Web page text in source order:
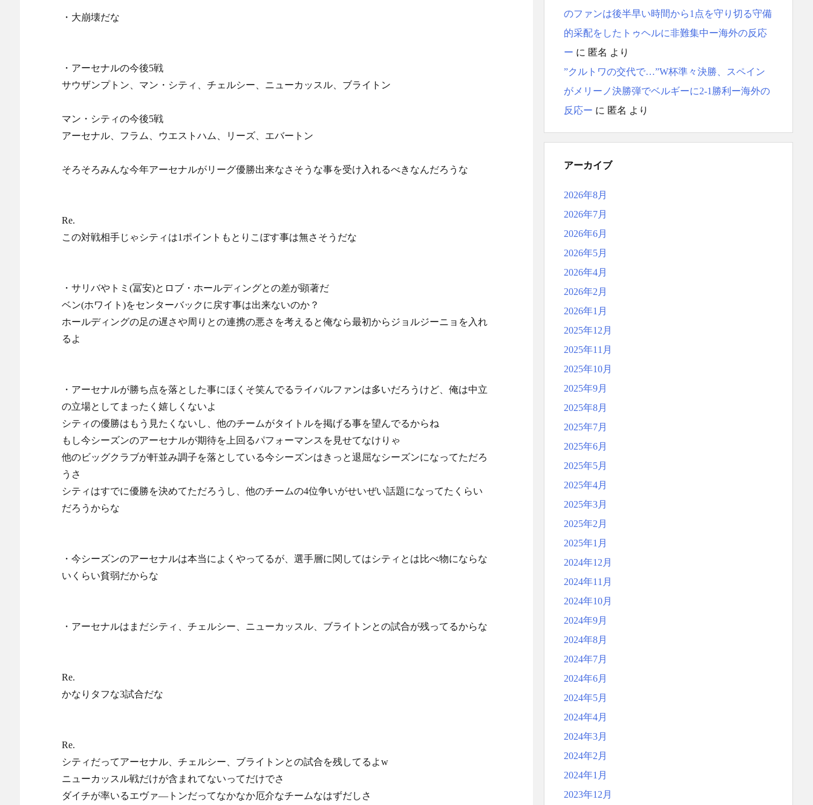
・大崩壊だな
・アーセナルの今後5戦
サウザンプトン、マン・シティ、チェルシー、ニューカッスル、ブライトン
マン・シティの今後5戦
アーセナル、フラム、ウエストハム、リーズ、エバートン
そろそろみんな今年アーセナルがリーグ優勝出来なさそうな事を受け入れるべきなんだろうな
Re.
この対戦相手じゃシティは1ポイントもとりこぼす事は無さそうだな
・サリバやトミ(冨安)とロブ・ホールディングとの差が顕著だ
ベン(ホワイト)をセンターバックに戻す事は出来ないのか？
ホールディングの足の遅さや周りとの連携の悪さを考えると俺なら最初からジョルジーニョを入れ
るよ
・アーセナルが勝ち点を落とした事にほくそ笑んでるライバルファンは多いだろうけど、俺は中立
の立場としてまったく嬉しくないよ
シティの優勝はもう見たくないし、他のチームがタイトルを掲げる事を望んでるからね
もし今シーズンのアーセナルが期待を上回るパフォーマンスを見せてなけりゃ
他のビッグクラブが軒並み調子を落としている今シーズンはきっと退屈なシーズンになってただろ
うさ
シティはすでに優勝を決めてただろうし、他のチームの4位争いがせいぜい話題になってたくらい
だろうからな
・今シーズンのアーセナルは本当によくやってるが、選手層に関してはシティとは比べ物にならな
いくらい貧弱だからな
・アーセナルはまだシティ、チェルシー、ニューカッスル、ブライトンとの試合が残ってるからな
Re.
かなりタフな3試合だな
Re.
シティだってアーセナル、チェルシー、ブライトンとの試合を残してるよw
ニューカッスル戦だけが含まれてないってだけでさ
ダイチが率いるエヴァ―トンだってなかなか厄介なチームなはずだしさ
のファンは後半早い時間から1点を守り切る守備
的采配をしたトゥヘルに非難集中ー海外の反応
ー に 匿名 より
”クルトワの交代で…”W杯準々決勝、スペイン
がメリーノ決勝弾でベルギーに2-1勝利ー海外の
反応ー に 匿名 より
アーカイブ
2026年8月
2026年7月
2026年6月
2026年5月
2026年4月
2026年2月
2026年1月
2025年12月
2025年11月
2025年10月
2025年9月
2025年8月
2025年7月
2025年6月
2025年5月
2025年4月
2025年3月
2025年2月
2025年1月
2024年12月
2024年11月
2024年10月
2024年9月
2024年8月
2024年7月
2024年6月
2024年5月
2024年4月
2024年3月
2024年2月
2024年1月
2023年12月